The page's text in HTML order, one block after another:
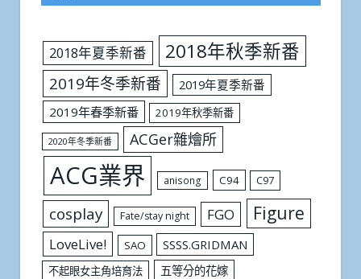
2018年夏季新番 2018年秋季新番
2019年冬季新番
2019年夏季新番
2019年春季新番
2019年秋季新番
2020年冬季新番 ACGer雜燴所
ACG業界 anisong C94 C97
cosplay Fate/stay night FGO Figure
LoveLive! SAO SSSS.GRIDMAN
不起眼女主角培育法 五等分的花嫁